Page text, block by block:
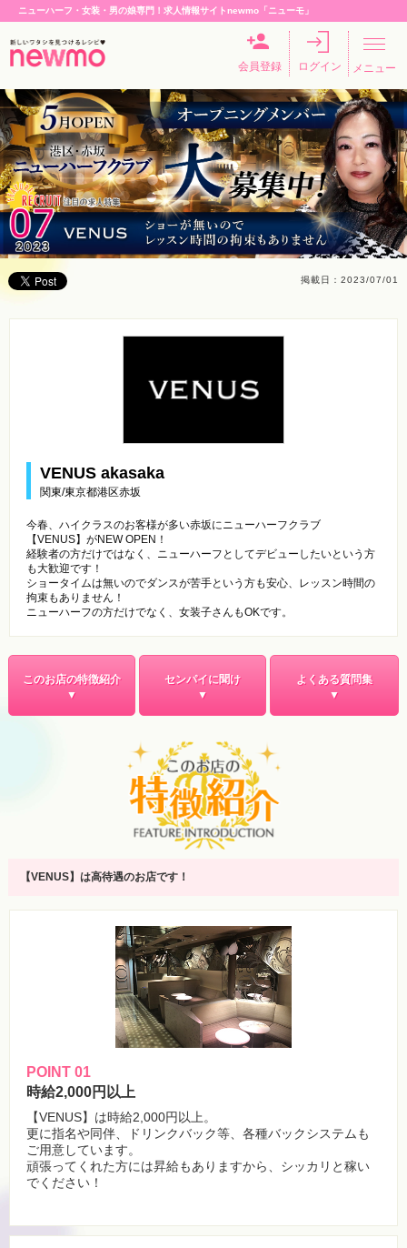
ニューハーフ・女装・男の娘専門！求人情報サイトnewmo「ニューモ」
会員登録 ログイン メニュー
掲載日：2023/07/01
VENUS akasaka
関東/東京都港区赤坂
今春、ハイクラスのお客様が多い赤坂にニューハーフクラブ
【VENUS】がNEW OPEN！
経験者の方だけではなく、ニューハーフとしてデビューしたいという方
も大歓迎です！
ショータイムは無いのでダンスが苦手という方も安心、レッスン時間の
拘束もありません！
ニューハーフの方だけでなく、女装子さんもOKです。
このお店の特徴紹介 センパイに聞け よくある質問集
【VENUS】は高待遇のお店です！
POINT 01
時給2,000円以上
【VENUS】は時給2,000円以上。
更に指名や同伴、ドリンクバック等、各種バックシステムも
ご用意しています。
頑張ってくれた方には昇給もありますから、シッカリと稼い
でください！